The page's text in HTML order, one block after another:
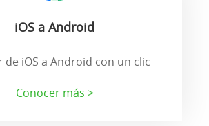
iOS a Android
de iOS a Android con un clic
Conocer más >